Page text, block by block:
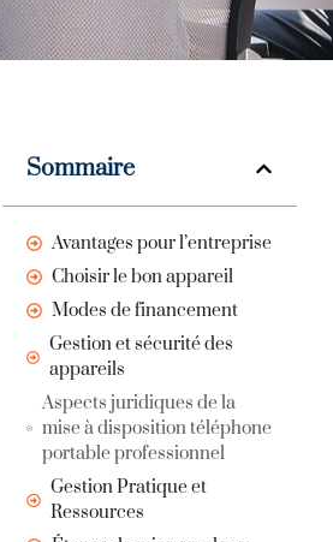
Sommaire
Avantages pour l’entreprise
Choisir le bon appareil
Modes de financement
Gestion et sécurité des
appareils
Aspects juridiques de la
mise à disposition téléphone
portable professionnel
Gestion Pratique et
Ressources